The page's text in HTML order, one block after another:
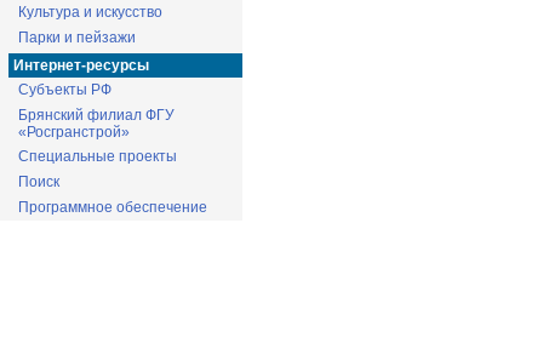
Культура и искусство
Парки и пейзажи
Интернет-ресурсы
Субъекты РФ
Брянский филиал ФГУ
«Росгранстрой»
Специальные проекты
Поиск
Программное обеспечение